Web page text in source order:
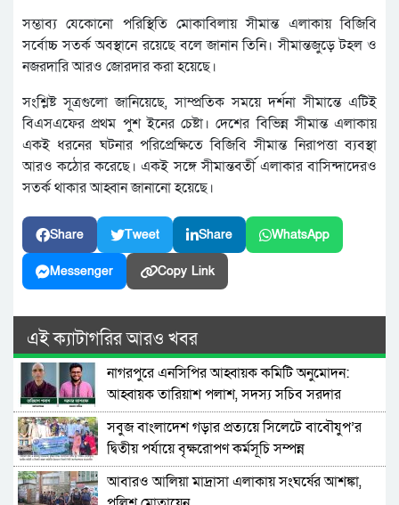
সম্ভাব্য যেকোনো পরিস্থিতি মোকাবিলায় সীমান্ত এলাকায় বিজিবি
সর্বোচ্চ সতর্ক অবস্থানে রয়েছে বলে জানান তিনি। সীমান্তজুড়ে টহল ও
নজরদারি আরও জোরদার করা হয়েছে।
সংশ্লিষ্ট সূত্রগুলো জানিয়েছে, সাম্প্রতিক সময়ে দর্শনা সীমান্তে এটিই
বিএসএফের প্রথম পুশ ইনের চেষ্টা। দেশের বিভিন্ন সীমান্ত এলাকায়
একই ধরনের ঘটনার পরিপ্রেক্ষিতে বিজিবি সীমান্ত নিরাপত্তা ব্যবস্থা
আরও কঠোর করেছে। একই সঙ্গে সীমান্তবর্তী এলাকার বাসিন্দাদেরও
সতর্ক থাকার আহ্বান জানানো হয়েছে।
Share Tweet Share WhatsApp
Messenger Copy Link
এই ক্যাটাগরির আরও খবর
নাগরপুরে এনসিপির আহ্বায়ক কমিটি অনুমোদন:
আহ্বায়ক তারিয়াশ পলাশ, সদস্য সচিব সরদার
আশরাফ
সবুজ বাংলাদেশ গড়ার প্রত্যয়ে সিলেটে বাবৌযুপ’র
দ্বিতীয় পর্যায়ে বৃক্ষরোপণ কর্মসূচি সম্পন্ন
আবারও আলিয়া মাদ্রাসা এলাকায় সংঘর্ষের আশঙ্কা,